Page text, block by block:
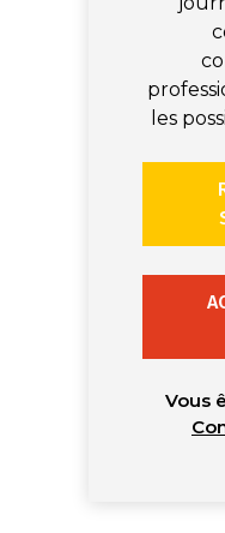
les
Vous